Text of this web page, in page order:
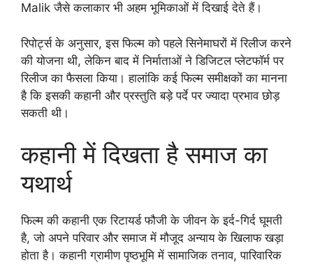
Malik जैसे कलाकार भी अहम भूमिकाओं में दिखाई देते हैं।
रिपोर्ट्स के अनुसार, इस फिल्म को पहले सिनेमाघरों में रिलीज करने
की योजना थी, लेकिन बाद में निर्माताओं ने डिजिटल प्लेटफॉर्म पर
रिलीज का फैसला किया। हालांकि कई फिल्म समीक्षकों का मानना
है कि इसकी कहानी और प्रस्तुति बड़े पर्दे पर ज्यादा प्रभाव छोड़
सकती थी।
कहानी में दिखता है समाज का
यथार्थ
फिल्म की कहानी एक रिटायर्ड फौजी के जीवन के इर्द-गिर्द घूमती
है, जो अपने परिवार और समाज में मौजूद अन्याय के खिलाफ खड़ा
होता है। कहानी ग्रामीण पृष्ठभूमि में सामाजिक तनाव, पारिवारिक